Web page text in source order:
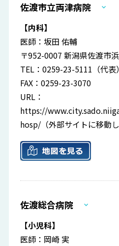
佐渡市立両津病院
【内科】
医師：坂田 佑輔
〒952-0007 新潟県佐渡市
TEL：0259-23-5111（代表）
FAX：0259-23-3070
URL：
https://
hosp/ （外部サイトに移動し
佐渡総合病院
【小児科】
医師：岡崎 実